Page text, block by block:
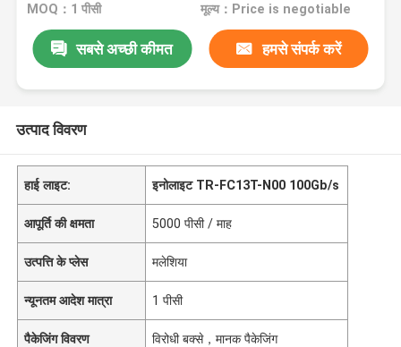
MOQ：1 पीसी मूल्य：Price is negotiable
सबसे अच्छी कीमत हमसे संपर्क करें
उत्पाद विवरण
हाई लाइट: इनोलाइट TR-FC13T-N00 100Gb/s
आपूर्ति की क्षमता 5000 पीसी / माह
उत्पत्ति के प्लेस मलेशिया
न्यूनतम आदेश मात्रा 1 पीसी
पैकेजिंग विवरण विरोधी बक्से，मानक पैकेजिंग